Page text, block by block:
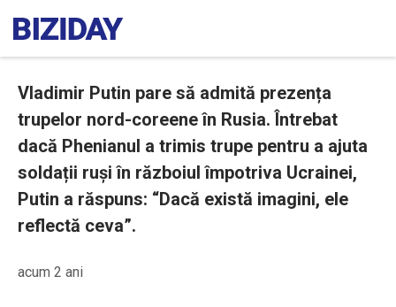
Vladimir Putin pare să admită prezența
trupelor nord-coreene în Rusia. Întrebat
dacă Phenianul a trimis trupe pentru a ajuta
soldații ruși în războiul împotriva Ucrainei,
Putin a răspuns: “Dacă există imagini, ele
reflectă ceva”.
acum 2 ani